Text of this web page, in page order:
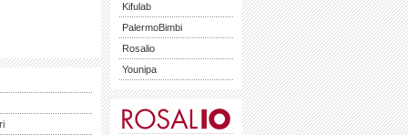
Kifulab
PalermoBimbi
Rosalio
Younipa